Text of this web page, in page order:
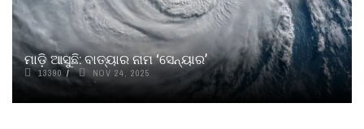
ମାଡ଼ି ଆସୁଛି: ବାତ୍ୟାର ନାମ ‘ସେନ୍ୟାର’
13390 NOV 24, 2025